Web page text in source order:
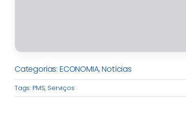
Categorias: ECONOMIA,Notícias
Tags: PMS, Serviços